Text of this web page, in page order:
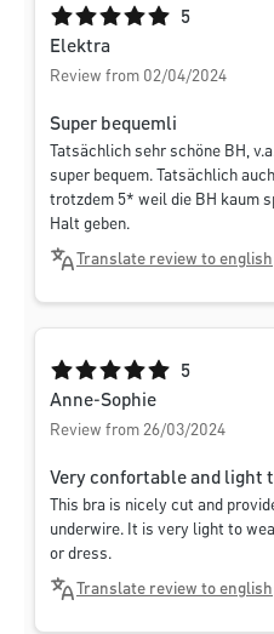
Average rating of 5 out of 5
5
Elektra
Review from 02/04/2024
Super bequemli
Tatsächlich sehr schöne BH,
super bequem. Tatsächlich
trotzdem 5* weil die BH kaum
Halt geben.
Translate review to english
Average rating of 5 out of 5
5
Anne-Sophie
Review from 26/03/2024
Very confortable and light
This bra is nicely cut and
underwire. It is very light to
or dress.
Translate review to english